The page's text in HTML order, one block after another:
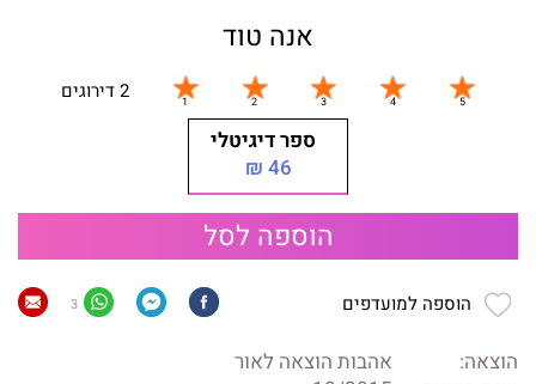
אנה טוד
2 דירוגים
ספר דיגיטלי
46 ₪
הוספה לסל
הוספה למועדפים 3
הוצאה:
אהבות הוצאה לאור